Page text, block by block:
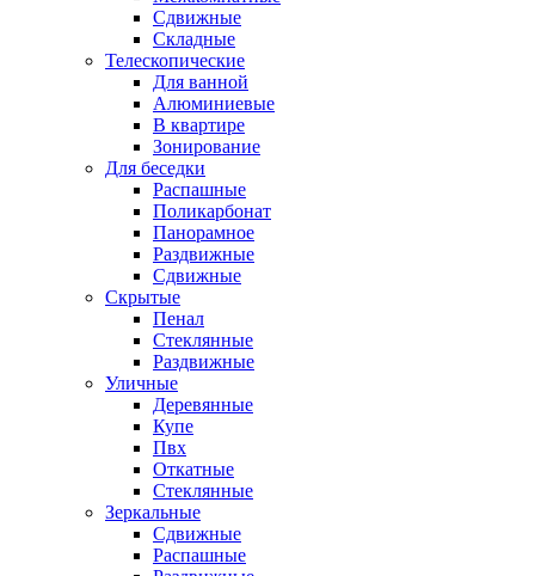
Сдвижные
Складные
Телескопические
Для ванной
Алюминиевые
В квартире
Зонирование
Для беседки
Распашные
Поликарбонат
Панорамное
Раздвижные
Сдвижные
Скрытые
Пенал
Стеклянные
Раздвижные
Уличные
Деревянные
Купе
Пвх
Откатные
Стеклянные
Зеркальные
Сдвижные
Распашные